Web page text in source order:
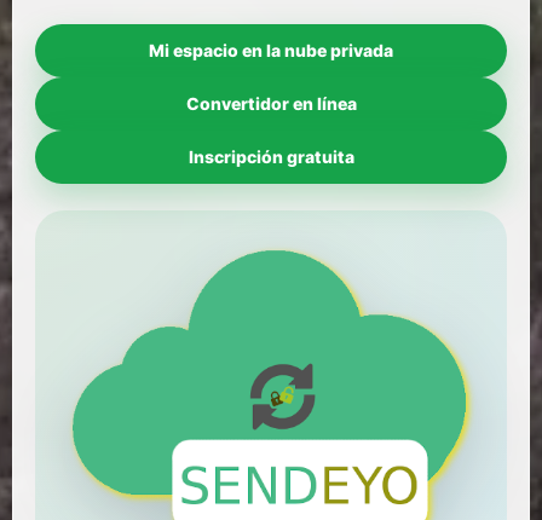
Mi espacio en la nube privada
Convertidor en línea
Inscripción gratuita